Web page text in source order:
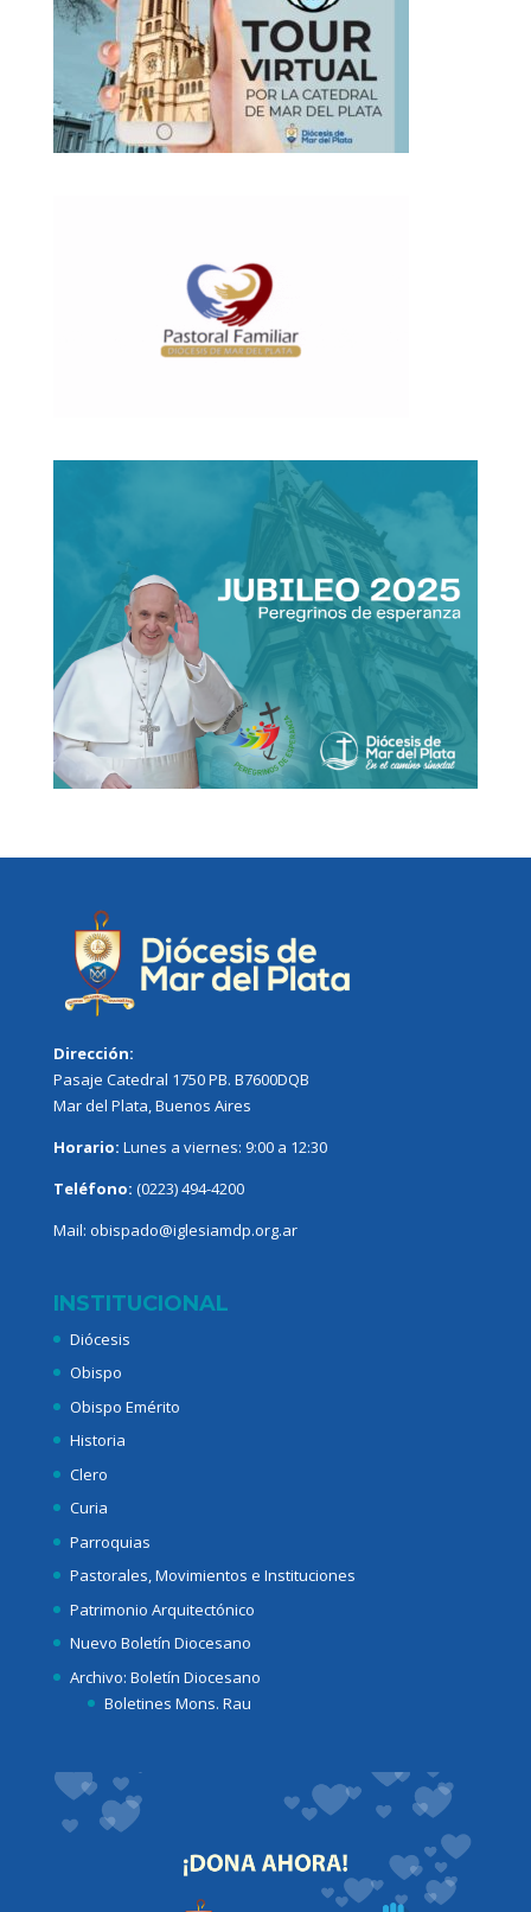
Dirección:
Pasaje Catedral 1750 PB. B7600DQB
Mar del Plata, Buenos Aires
Horario: Lunes a viernes: 9:00 a 12:30
Teléfono: (0223) 494-4200
Mail: obispado@iglesiamdp.org.ar
INSTITUCIONAL
Diócesis
Obispo
Obispo Emérito
Historia
Clero
Curia
Parroquias
Pastorales, Movimientos e Instituciones
Patrimonio Arquitectónico
Nuevo Boletín Diocesano
Archivo: Boletín Diocesano
Boletines Mons. Rau